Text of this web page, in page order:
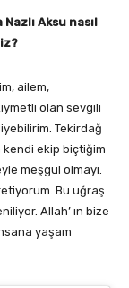
Aksu nasıl
ailem,
olan sevgili
Tekirdağ
kendi ekip biçtiğim
meşgul olmayı.
Bu uğraş
Allah’ ın bize
yaşam